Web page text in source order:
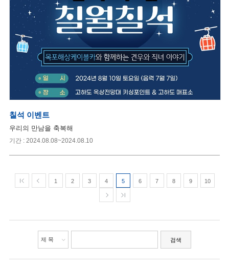
칠석 이벤트
우리의 만남을 축복해
기간 : 2024.08.08~2024.08.10
1 2 3 4 5 6 7 8 9 10